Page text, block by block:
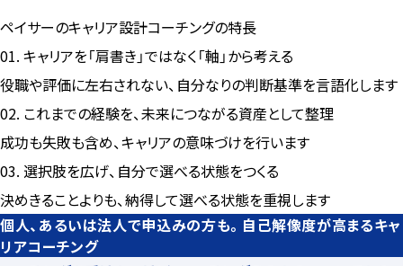
ペイサーのキャリア設計コーチングの特長
01. キャリアを「肩書き」ではなく「軸」から考える
役職や評価に左右されない、自分なりの判断基準を言語化します
02. これまでの経験を、未来につながる資産として整理
成功も失敗も含め、キャリアの意味づけを行います
03. 選択肢を広げ、自分で選べる状態をつくる
決めきることよりも、納得して選べる状態を重視します
個人、あるいは法人で申込みの方も。自己解像度が高まるキャ
リアコーチング